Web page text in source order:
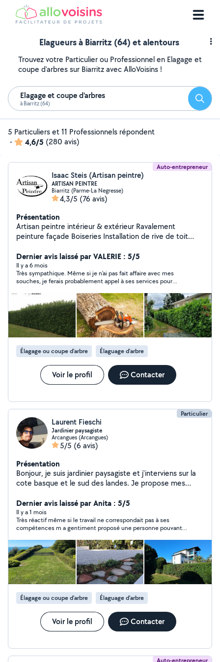
Elagueurs à Biarritz (64) et alentours
Trouvez votre Particulier ou Professionnel en Elagage et
coupe d'arbres sur Biarritz avec AlloVoisins !
Elagage et coupe d'arbres
à Biarritz (64)
5 Particuliers et 11 Professionnels répondent
-
4,6/5 (280 avis)
Auto-entrepreneur
Isaac Steis (Artisan peintre)
ARTISAN PEINTRE
Biarritz (Parme-La Negresse)
4,3/5 (76 avis)
Présentation
Artisan peintre intérieur & extérieur Ravalement
peinture façade Boiseries Installation de rive de toit
& réparation Service couverture toiture Service espaces
verts Déplacements sud - landes & peys - basque
Paiement carte bleue
Dernier avis laissé par VALERIE : 5/5
Il y a 6 mois
Très sympathique. Même si je n'ai pas fait affaire avec mes
souches, je ferais probablement appel à ses services pour
Élagage ou coupe d'arbre Élaguage d'arbre
Voir le profil Contacter
Particulier
Laurent Fieschi
Jardinier paysagiste
Arcangues (Arcangues)
5/5 (6 avis)
Présentation
Bonjour, je suis jardinier paysagiste et j'interviens sur la
cote basque et le sud des landes. Je propose mes
comme le week-end. Taille de haies, tonte de pelouse,
désherbage, abattage, plantations ou créations diverses
etc ... Je me deplace avec mon materiel. J'ai 39 ans et
je réside sur la commune d'Arcangues.
Dernier avis laissé par Anita : 5/5
Il y a 1 mois
Très réactif même si le travail ne correspondait pas à ses
compétences m a gentiment proposé une personne pouvant
Élagage ou coupe d'arbre Élaguage d'arbre
Voir le profil Contacter
Auto-entrepreneur